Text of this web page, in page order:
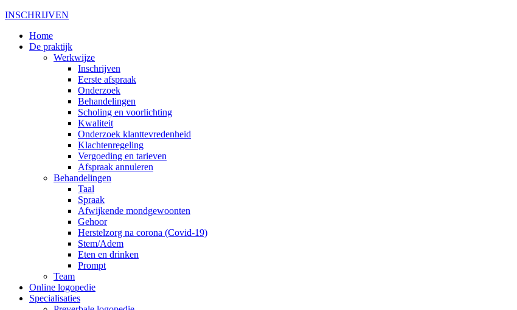
INSCHRIJVEN
Home
De praktijk
Werkwijze
Inschrijven
Eerste afspraak
Onderzoek
Behandelingen
Scholing en voorlichting
Kwaliteit
Onderzoek klanttevredenheid
Klachtenregeling
Vergoeding en tarieven
Afspraak annuleren
Behandelingen
Taal
Spraak
Afwijkende mondgewoonten
Gehoor
Herstelzorg na corona (Covid-19)
Stem/Adem
Eten en drinken
Prompt
Team
Online logopedie
Specialisaties